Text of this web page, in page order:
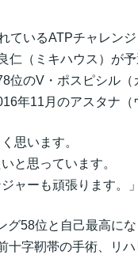
いるATPチャレンジ
仁（ミキハウス）が
位のV・ポスピシル（
年11月のアスタナ（
思います。
と思っています。
ャーも頑張ります。」
グ58位と自己最高に
十字靭帯の手術、リ